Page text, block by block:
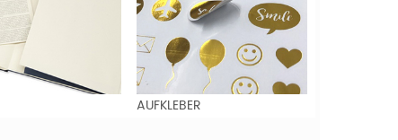
AUFKLEBER